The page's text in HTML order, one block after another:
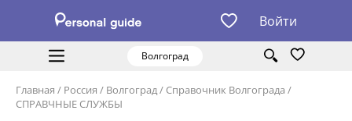
Войти
Волгоград
Главная / Россия / Волгоград/ Справочник Волгограда /
СПРАВЧНЫЕ СЛУЖБЫ